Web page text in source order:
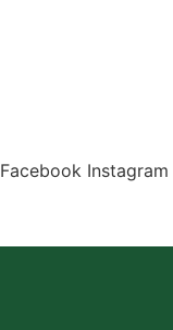
Facebook Instagram